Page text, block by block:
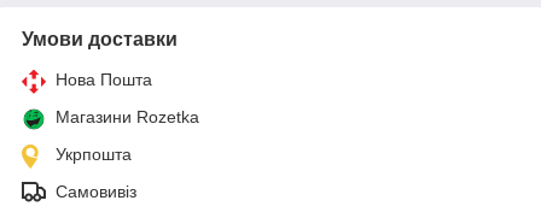
Умови доставки
Нова Пошта
Магазини Rozetka
Укрпошта
Самовивіз